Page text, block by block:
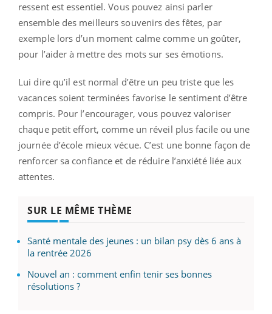
ressent est essentiel. Vous pouvez ainsi parler
ensemble des meilleurs souvenirs des fêtes, par
exemple lors d’un moment calme comme un goûter,
pour l’aider à mettre des mots sur ses émotions.
Lui dire qu’il est normal d’être un peu triste que les
vacances soient terminées favorise le sentiment d’être
compris. Pour l’encourager, vous pouvez valoriser
chaque petit effort, comme un réveil plus facile ou une
journée d’école mieux vécue. C’est une bonne façon de
renforcer sa confiance et de réduire l’anxiété liée aux
attentes.
SUR LE MÊME THÈME
Santé mentale des jeunes : un bilan psy dès 6 ans à
la rentrée 2026
Nouvel an : comment enfin tenir ses bonnes
résolutions ?